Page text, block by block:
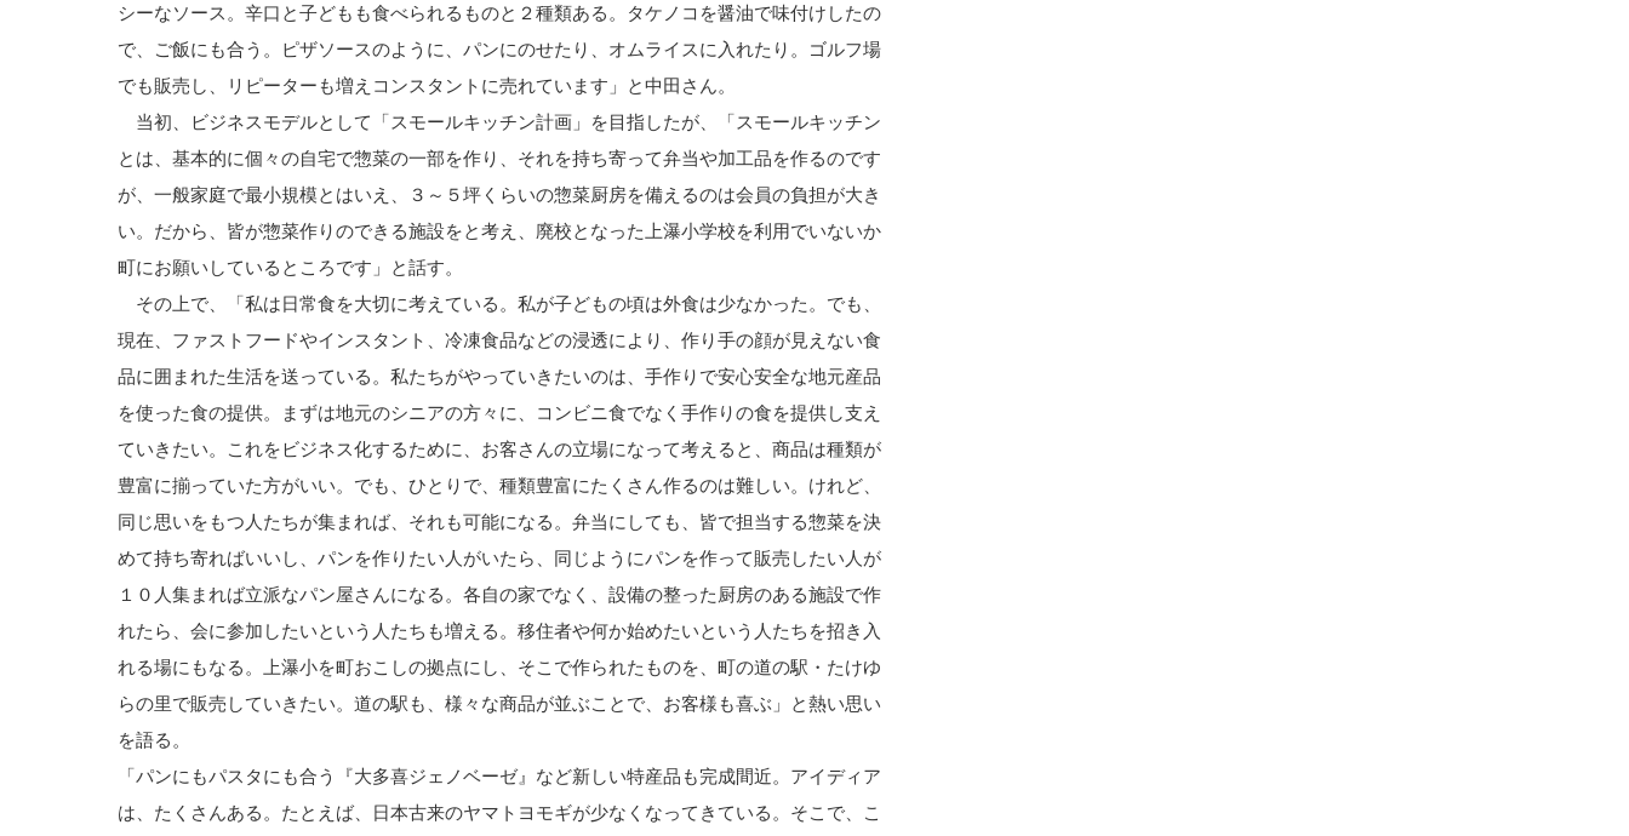
シーなソース。辛口と子どもも食べられるものと２種類ある。タケノコを醤油で味付けしたの
で、ご飯にも合う。ピザソースのように、パンにのせたり、オムライスに入れたり。ゴルフ場
でも販売し、リピーターも増えコンスタントに売れています」と中田さん。
当初、ビジネスモデルとして「スモールキッチン計画」を目指したが、「スモールキッチン
とは、基本的に個々の自宅で惣菜の一部を作り、それを持ち寄って弁当や加工品を作るのです
が、一般家庭で最小規模とはいえ、３～５坪くらいの惣菜厨房を備えるのは会員の負担が大き
い。だから、皆が惣菜作りのできる施設をと考え、廃校となった上瀑小学校を利用でいないか
町にお願いしているところです」と話す。
その上で、「私は日常食を大切に考えている。私が子どもの頃は外食は少なかった。でも、
現在、ファストフードやインスタント、冷凍食品などの浸透により、作り手の顔が見えない食
品に囲まれた生活を送っている。私たちがやっていきたいのは、手作りで安心安全な地元産品
を使った食の提供。まずは地元のシニアの方々に、コンビニ食でなく手作りの食を提供し支え
ていきたい。これをビジネス化するために、お客さんの立場になって考えると、商品は種類が
豊富に揃っていた方がいい。でも、ひとりで、種類豊富にたくさん作るのは難しい。けれど、
同じ思いをもつ人たちが集まれば、それも可能になる。弁当にしても、皆で担当する惣菜を決
めて持ち寄ればいいし、パンを作りたい人がいたら、同じようにパンを作って販売したい人が
１０人集まれば立派なパン屋さんになる。各自の家でなく、設備の整った厨房のある施設で作
れたら、会に参加したいという人たちも増える。移住者や何か始めたいという人たちを招き入
れる場にもなる。上瀑小を町おこしの拠点にし、そこで作られたものを、町の道の駅・たけゆ
らの里で販売していきたい。道の駅も、様々な商品が並ぶことで、お客様も喜ぶ」と熱い思い
を語る。
「パンにもパスタにも合う『大多喜ジェノベーゼ』など新しい特産品も完成間近。アイディア
は、たくさんある。たとえば、日本古来のヤマトヨモギが少なくなってきている。そこで、こ